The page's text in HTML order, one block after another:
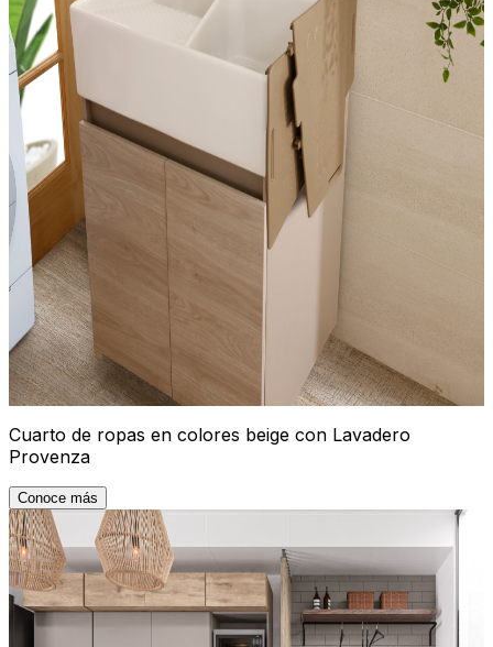
Cuarto de ropas en colores beige con Lavadero
Provenza
Conoce más